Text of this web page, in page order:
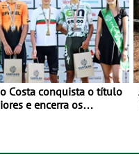
Costa conquista o título
e encerra os